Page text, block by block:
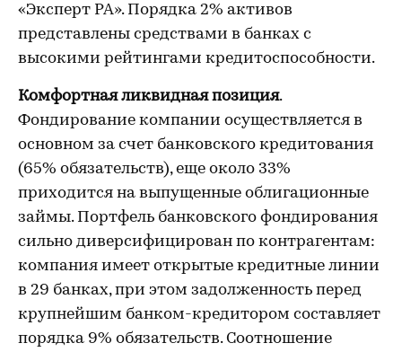
«Эксперт РА». Порядка 2% активов
представлены средствами в банках с
высокими рейтингами кредитоспособности.
Комфортная ликвидная позиция.
Фондирование компании осуществляется в
основном за счет банковского кредитования
(65% обязательств), еще около 33%
приходится на выпущенные облигационные
займы. Портфель банковского фондирования
сильно диверсифицирован по контрагентам:
компания имеет открытые кредитные линии
в 29 банках, при этом задолженность перед
крупнейшим банком-кредитором составляет
порядка 9% обязательств. Соотношение